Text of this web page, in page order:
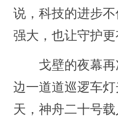
说，科技的进步
强大，也让守护更
戈壁的夜幕再
边一道道巡逻车
天，神舟二十号